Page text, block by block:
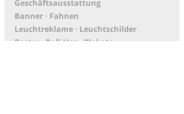
Geschäftsausstattung
Banner · Fahnen
Leuchtreklame · Leuchtschilder
Poster · Roll-Ups · Plakate